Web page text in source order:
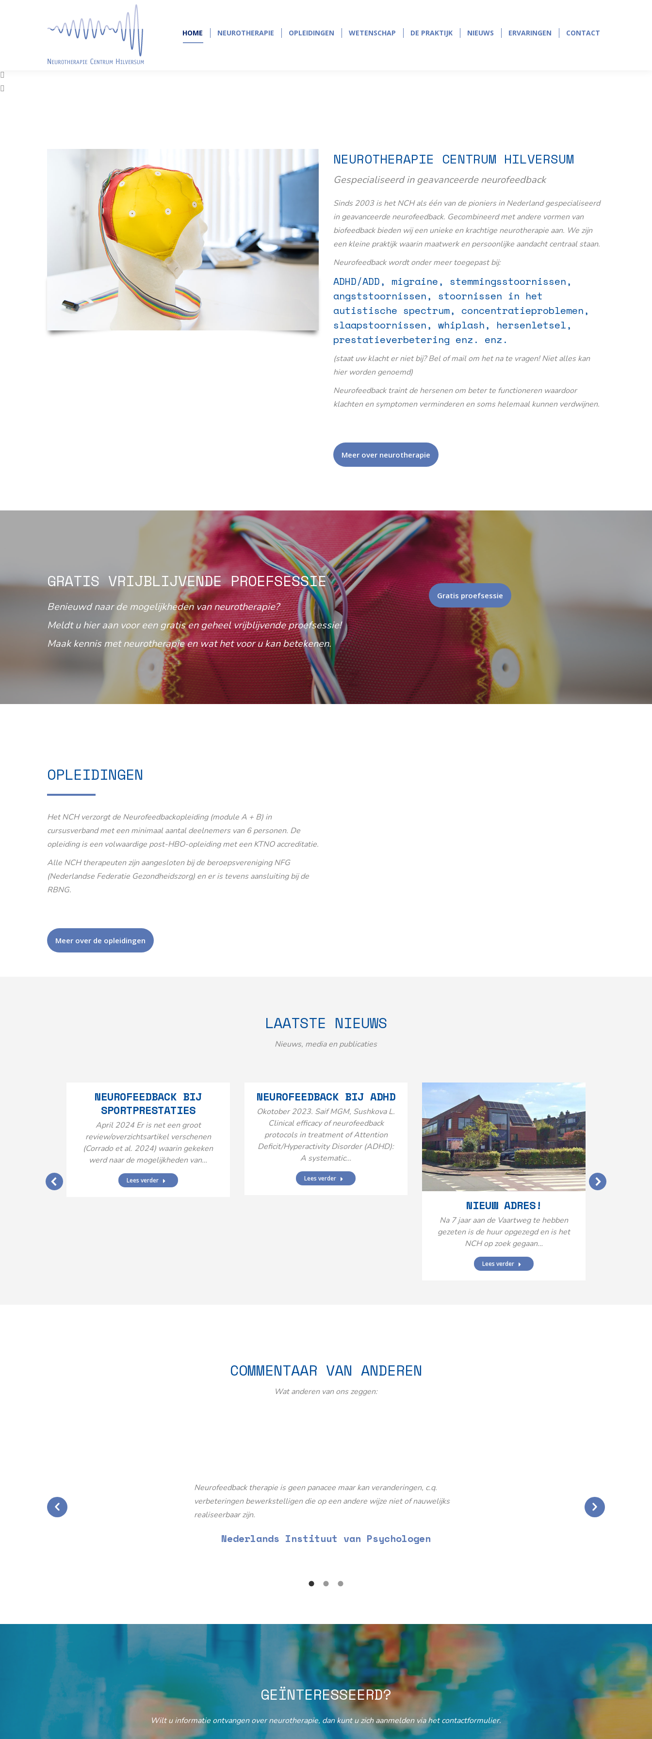
in
in
HOME NEUROTHERAPIE OPLEIDINGEN WETENSCHAP DE PRAKTIJK NIEUWS ERVARINGEN CONTACT
NEUROTHERAPIE CENTRUM HILVERSUM
Gespecialiseerd in geavanceerde neurofeedback
Sinds 2003 is het NCH als één van de pioniers in Nederland gespecialiseerd
in geavanceerde neurofeedback. Gecombineerd met andere vormen van
biofeedback bieden wij een unieke en krachtige neurotherapie aan. We zijn
een kleine praktijk waarin maatwerk en persoonlijke aandacht centraal staan.
Neurofeedback wordt onder meer toegepast bij:
ADHD/ADD, migraine, stemmingsstoornissen,
angststoornissen, stoornissen in het
autistische spectrum, concentratieproblemen,
slaapstoornissen, whiplash, hersenletsel,
prestatieverbetering enz. enz.
(staat uw klacht er niet bij? Bel of mail om het na te vragen! Niet alles kan
hier worden genoemd)
Neurofeedback traint de hersenen om beter te functioneren waardoor
klachten en symptomen verminderen en soms helemaal kunnen verdwijnen.
Meer over neurotherapie
GRATIS VRIJBLIJVENDE PROEFSESSIE
Benieuwd naar de mogelijkheden van neurotherapie?
Meldt u hier aan voor een gratis en geheel vrijblijvende proefsessie!
Maak kennis met neurotherapie en wat het voor u kan betekenen.
Gratis proefsessie
OPLEIDINGEN
Het NCH verzorgt de Neurofeedbackopleiding (module A + B) in
cursusverband met een minimaal aantal deelnemers van 6 personen. De
opleiding is een volwaardige post-HBO-opleiding met een KTNO accreditatie.
Alle NCH therapeuten zijn aangesloten bij de beroepsvereniging NFG
(Nederlandse Federatie Gezondheidszorg) en er is tevens aansluiting bij de
RBNG.
Meer over de opleidingen
LAATSTE NIEUWS
Nieuws, media en publicaties
NEUROFEEDBACK BIJ
SPORTPRESTATIES
April 2024 Er is net een groot
review/overzichtsartikel verschenen
(Corrado et al. 2024) waarin gekeken
werd naar de mogelijkheden van…
Lees verder
NEUROFEEDBACK BIJ ADHD
Okotober 2023. Saif MGM, Sushkova L.
Clinical efficacy of neurofeedback
protocols in treatment of Attention
Deficit/Hyperactivity Disorder (ADHD):
A systematic…
Lees verder
NIEUW ADRES!
Na 7 jaar aan de Vaartweg te hebben
gezeten is de huur opgezegd en is het
NCH op zoek gegaan…
Lees verder
COMMENTAAR VAN ANDEREN
Wat anderen van ons zeggen:
Neurofeedback therapie is geen panacee maar kan veranderingen, c.q.
verbeteringen bewerkstelligen die op een andere wijze niet of nauwelijks
realiseerbaar zijn.
Nederlands Instituut van Psychologen
GEÏNTERESSEERD?
Wilt u informatie ontvangen over neurotherapie, dan kunt u zich aanmelden via het contactformulier.
HOME NEUROTHERAPIE OPLEIDINGEN WETENSCHAP DE PRAKTIJK NIEUWS ERVARINGEN CONTACT